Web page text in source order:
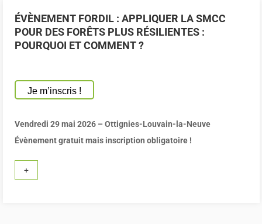
ÉVÈNEMENT FORDIL : APPLIQUER LA SMCC
POUR DES FORÊTS PLUS RÉSILIENTES :
POURQUOI ET COMMENT ?
Je m’inscris !
Vendredi 29 mai 2026 – Ottignies-Louvain-la-Neuve
Évènement gratuit mais inscription obligatoire !